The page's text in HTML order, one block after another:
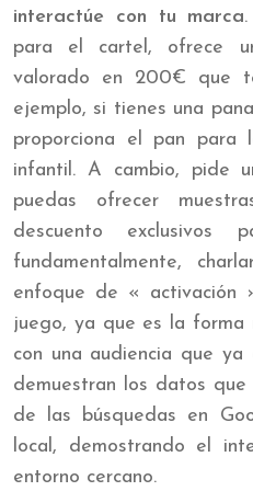
interactúe con tu marca
para el cartel, ofrece
valorado en 200€ que
ejemplo, si tienes una
proporciona el pan para
infantil. A cambio, pide
puedas ofrecer
descuento exclusivos
fundamentalmente,
enfoque de « activación
juego, ya que es la
con una audiencia que ya
demuestran los datos
de las búsquedas en
local, demostrando el
entorno cercano.